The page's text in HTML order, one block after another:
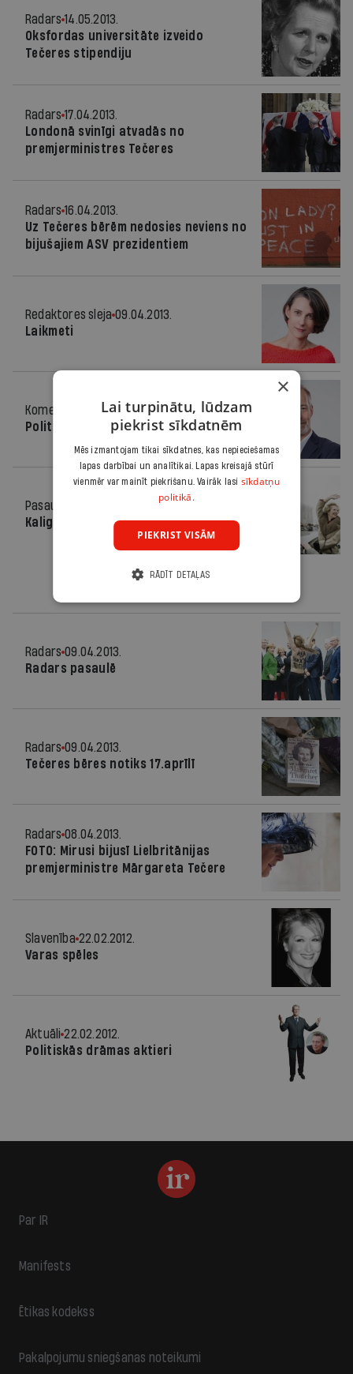
Radars 14.05.2013.
Oksfordas universitāte izveido
Tečeres stipendiju
Radars 17.04.2013.
Londonā svinīgi atvadās no
premjerministres Tečeres
Radars 16.04.2013.
Uz Tečeres bērēm nedosies neviens no
bijušajiem ASV prezidentiem
Redaktores sleja 09.04.2013.
Laikmeti
Komentārs
09.04.2013.
Politisks paraugs
Pasaulē
Kaligulas acis, Monro mute
Radars 09.04.2013.
Radars pasaulē
Radars 09.04.2013.
Tečeres bēres notiks 17.aprīlī
Radars 08.04.2013.
FOTO: Mirusi bijusī Lielbritānijas
premjerministre Mārgareta Tečere
Slavenība 22.02.2012.
Varas spēles
Aktuāli 22.02.2012.
Politiskās drāmas aktieri
Par IR
Manifests
Ētikas kodekss
Pakalpojumu sniegšanas noteikumi
×
Lai turpinātu, lūdzam
piekrist sīkdatnēm
Mēs izmantojam tikai sīkdatnes, kas nepieciešamas
lapas darbībai un analītikai. Lapas kreisajā stūrī
vienmēr var mainīt piekrišanu. Vairāk lasi sīkdatņu
politikā.
PIEKRIST VISĀM
RĀDĪT DETAĻAS